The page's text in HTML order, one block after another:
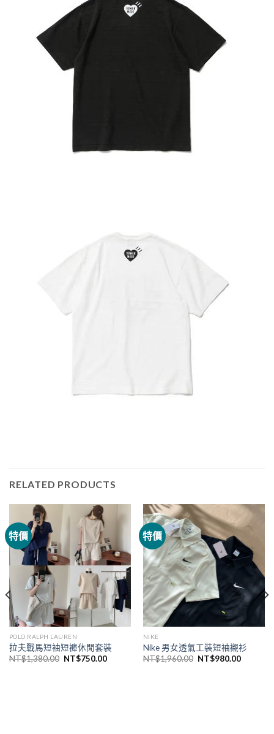
RELATED PRODUCTS
特價
POLO RALPH LAUREN
拉夫戰馬短袖短褲休閒套裝
NT$1,380.00 NT$750.00
特價
NIKE
Nike 男女透氣工裝短袖襯衫
NT$1,960.00 NT$980.00